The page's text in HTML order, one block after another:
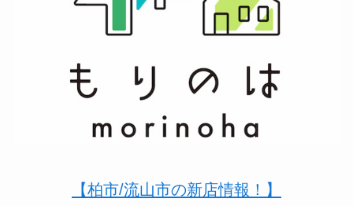
【柏市/流山市の新店情報！】